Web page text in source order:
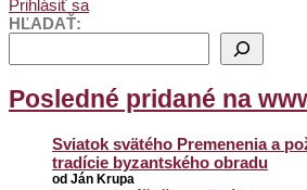
Prihlásiť sa
HĽADAŤ:
Posledné pridané na
Sviatok svätého Premenenia a
tradície byzantského obradu
od Ján Krupa